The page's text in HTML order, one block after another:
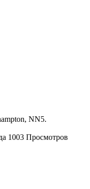
NN5.
1003 Просмотров